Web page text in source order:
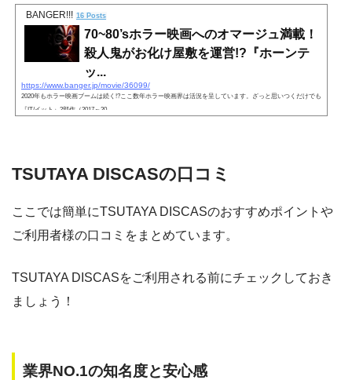
BANGER!!! 16 Posts
70~80’sホラー映画へのオマージュ満載！
殺人鬼がお化け屋敷を運営!?『ホーンテ
ッ...
https://www.banger.jp/movie/36099/
2020年もホラー映画ブームは続く!?ここ数年ホラー映画界は活況を呈しています。ざっと思いつくだけでも
『IT/イット』2部作（2017～20…
TSUTAYA DISCASの口コミ
ここでは簡単にTSUTAYA DISCASのおすすめポイントや
ご利用者様の口コミをまとめています。
TSUTAYA DISCASをご利用される前にチェックしておき
ましょう！
業界NO.1の知名度と安心感